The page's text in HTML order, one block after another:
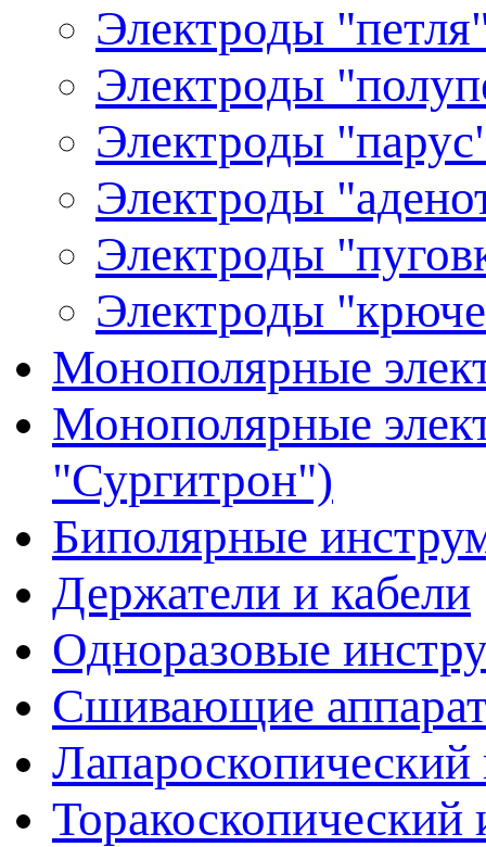
Электроды
Электроды
Электроды
Электроды
Электроды
Электроды
Монополярные
Монополярные
"Сургитрон")
Биполярные
Держатели и кабели
Одноразовые
Сшивающие
Лапароскопический
Торакоскопический